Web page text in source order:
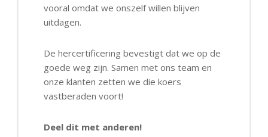
vooral omdat we onszelf willen blijven
uitdagen.
De hercertificering bevestigt dat we op de
goede weg zijn. Samen met ons team en
onze klanten zetten we die koers
vastberaden voort!
Deel dit met anderen!